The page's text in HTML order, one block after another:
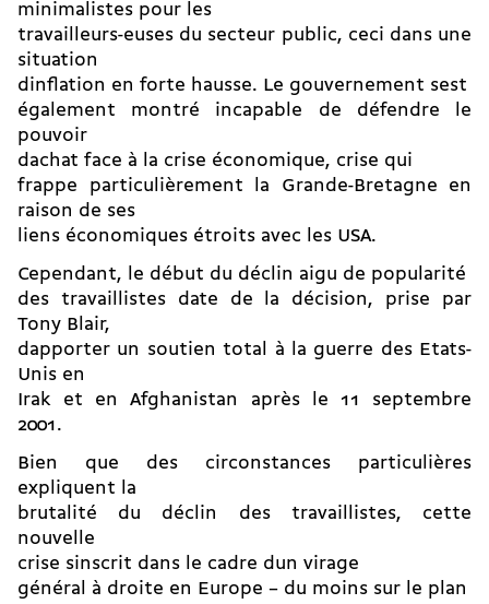
minimalistes pour les
travailleurs-euses du secteur public, ceci dans une
situation
dinflation en forte hausse. Le gouvernement sest
également montré incapable de défendre le
pouvoir
dachat face à la crise économique, crise qui
frappe particulièrement la Grande-Bretagne en
raison de ses
liens économiques étroits avec les USA.
Cependant, le début du déclin aigu de popularité
des travaillistes date de la décision, prise par
Tony Blair,
dapporter un soutien total à la guerre des Etats-
Unis en
Irak et en Afghanistan après le 11 septembre
2001.
Bien que des circonstances particulières
expliquent la
brutalité du déclin des travaillistes, cette
nouvelle
crise sinscrit dans le cadre dun virage
général à droite en Europe – du moins sur le plan